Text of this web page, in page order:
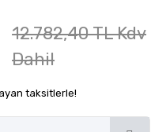
12.782,40 TL Kdv
Dahil
taksitlerle!